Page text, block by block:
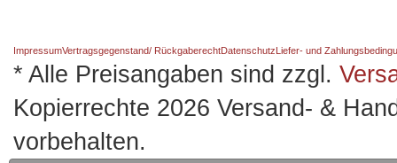
ImpressumVertragsgegenstand/ RückgaberechtDatenschutzLiefer- und
* Alle Preisangaben sind zzgl.
Kopierrechte 2026 Versand- &
vorbehalten.